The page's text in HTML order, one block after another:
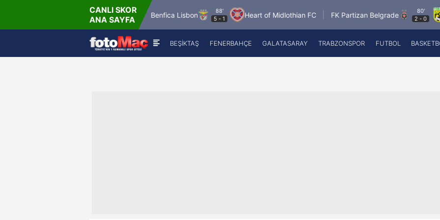
CANLI SKOR
ANA SAYFA
Pafos FC Benfica Lisbon
88'
5 -1 Heart of Midlothian FC FK Partizan Belgrade
80'
2-0
BEŞİKTAŞ FENERBAHÇE GALATASARAY TRABZONSPOR FUTBOL